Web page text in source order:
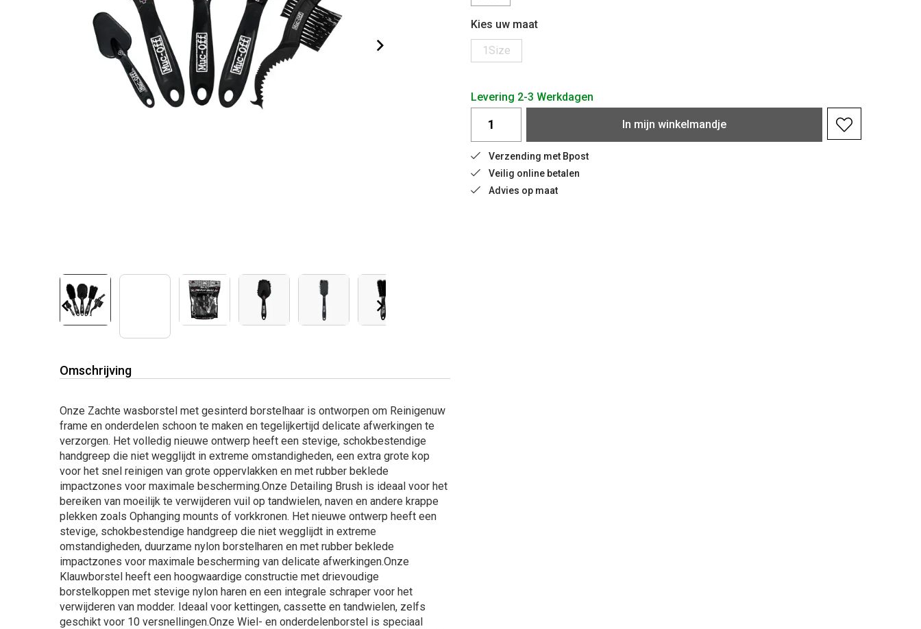
Kies uw maat
1Size
Levering 2-3 Werkdagen
In mijn winkelmandje
Verzending met Bpost
Veilig online betalen
Advies op maat
Omschrijving
Onze Zachte wasborstel met gesinterd borstelhaar is ontworpen om Reinigenuw
frame en onderdelen schoon te maken en tegelijkertijd delicate afwerkingen te
verzorgen. Het volledig nieuwe ontwerp heeft een stevige, schokbestendige
handgreep die niet wegglijdt in extreme omstandigheden, een extra grote kop
voor het snel reinigen van grote oppervlakken en met rubber beklede
impactzones voor maximale bescherming.Onze Detailing Brush is ideaal voor het
bereiken van moeilijk te verwijderen vuil op tandwielen, naven en andere krappe
plekken zoals Ophanging mounts of vorkkronen. Het nieuwe ontwerp heeft een
stevige, schokbestendige handgreep die niet wegglijdt in extreme
omstandigheden, duurzame nylon borstelharen en met rubber beklede
impactzones voor maximale bescherming van delicate afwerkingen.Onze
Klauwborstel heeft een hoogwaardige constructie met drievoudige
borstelkoppen met stevige nylon haren en een integrale schraper voor het
verwijderen van modder. Ideaal voor kettingen, cassette en tandwielen, zelfs
geschikt voor 10 versnellingen.Onze Wiel- en onderdelenborstel is speciaal